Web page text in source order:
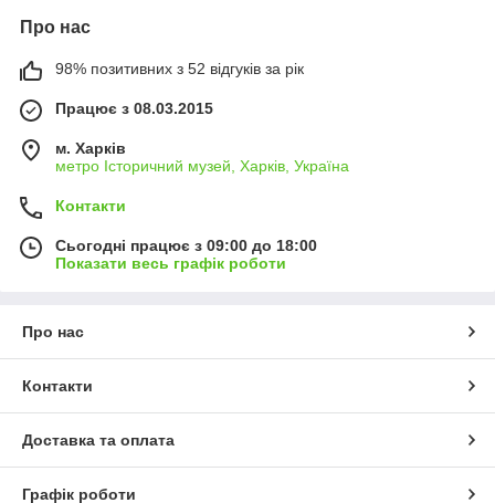
Про нас
98% позитивних з 52 відгуків за рік
Працює з 08.03.2015
м. Харків
метро Історичний музей, Харків, Україна
Контакти
Сьогодні працює з 09:00 до 18:00
Показати весь графік роботи
Про нас
Контакти
Доставка та оплата
Графік роботи